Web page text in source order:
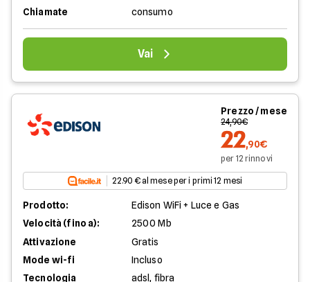
Chiamate
consumo
Vai
Prezzo / mese
24,90€
22,90€
per 12 rinnovi
22.90 € al mese per i primi 12 mesi
Prodotto:
Edison WiFi + Luce e Gas
Velocità (fino a):
2500 Mb
Attivazione
Gratis
Mode wi-fi
Incluso
Tecnologia
adsl, fibra